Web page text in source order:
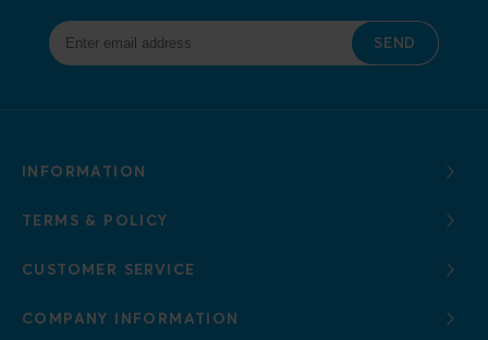
SEND
INFORMATION
TERMS & POLICY
CUSTOMER SERVICE
COMPANY INFORMATION